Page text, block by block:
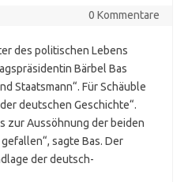
0 Kommentare
des politischen Lebens
Bärbel Bas
Staatsmann“. Für Schäuble
deutschen Geschichte“.
zur Aussöhnung der beiden
sagte Bas. Der
der deutsch-